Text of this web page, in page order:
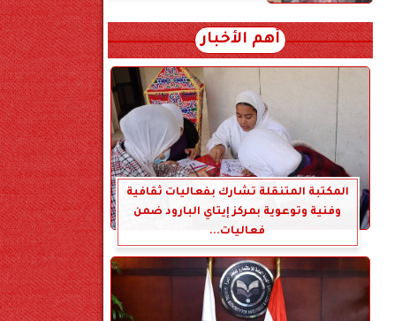
أهم الأخبار
المكتبة المتنقلة تشارك بفعاليات ثقافية
وفنية وتوعوية بمركز إيتاي البارود ضمن
فعاليات...